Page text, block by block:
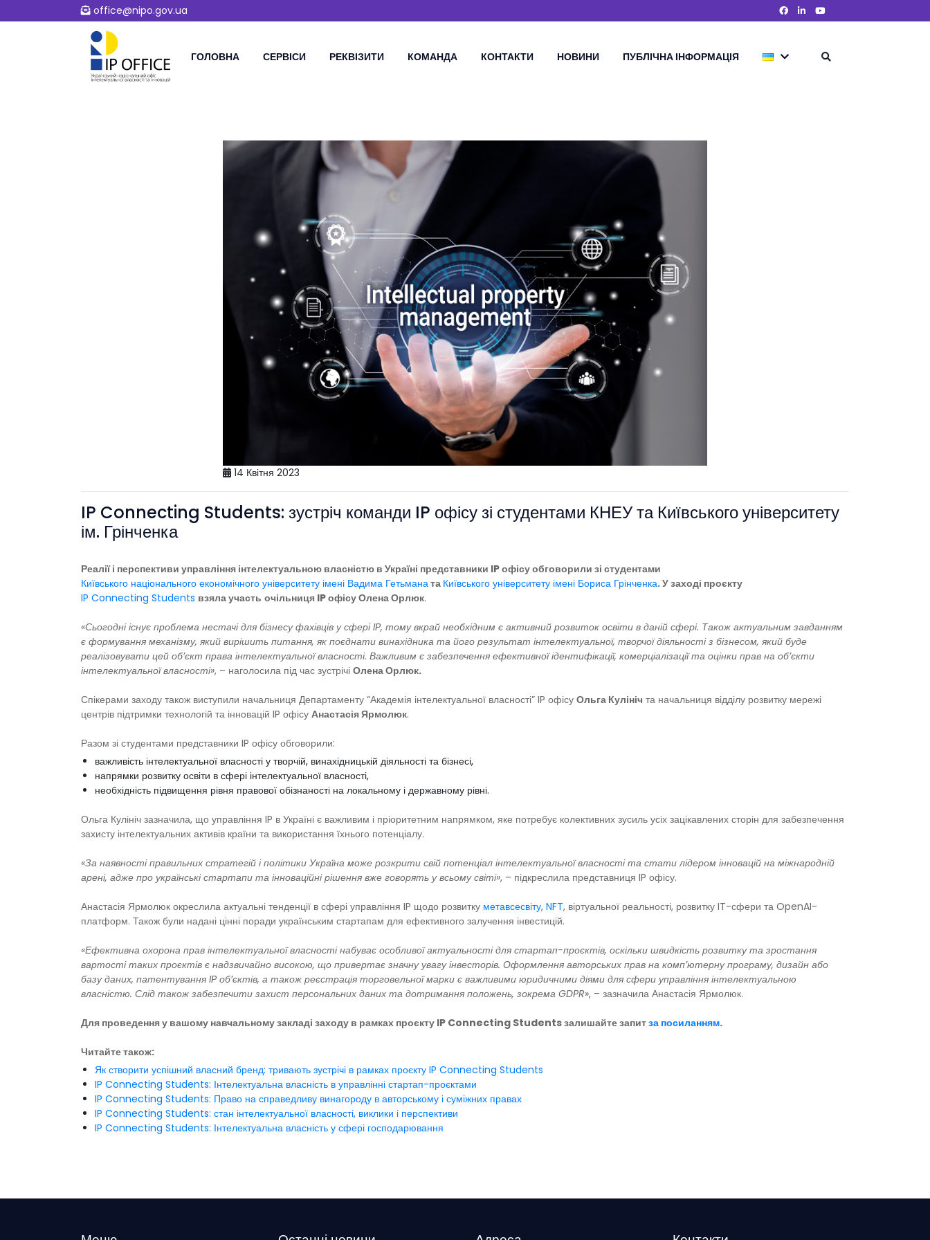
office@nipo.gov.ua
ГОЛОВНА СЕРВІСИ РЕКВІЗИТИ КОМАНДА КОНТАКТИ НОВИНИ ПУБЛІЧНА ІНФОРМАЦІЯ
14 Квітня 2023
IP Connecting Students: зустріч команди IP офісу зі студентами КНЕУ та Київського університету
ім. Грінченка
Реалії і перспективи управління інтелектуальною власністю в Україні представники IP офісуобговорили зі студентами
Київського національного економічного університету імені Вадима Гетьманата Київського університету імені Бориса Грінченка. У заході проєкту
IP Connecting Students взяла участь очільниця IP офісу Олена Орлюк.
«Сьогодні існує проблема нестачі для бізнесу фахівців у сфері IP, тому вкрай необхідним є активний розвиток освіти в даній сфері. Також актуальним завданням
є формування механізму, який вирішить питання, як поєднати винахідника та його результат інтелектуальної, творчої діяльності з бізнесом, який буде
реалізовувати цей об’єкт права інтелектуальної власності. Важливим є забезпечення ефективної ідентифікації, комерціалізації та оцінки прав на об’єкти
інтелектуальної власності», – наголосила під час зустрічі Олена Орлюк.
Спікерами заходу також виступили начальниця Департаменту “Академія інтелектуальної власності” IP офісу Ольга Кулініч та начальниця відділу розвитку мережі
центрів підтримки технологій та інновацій IP офісу Анастасія Ярмолюк.
Разом зі студентами представники IP офісу обговорили:
важливість інтелектуальної власності у творчій, винахідницькій діяльності та бізнесі,
напрямки розвитку освіти в сфері інтелектуальної власності,
необхідність підвищення рівня правової обізнаності на локальному і державному рівні.
Ольга Кулініч зазначила, що управління IP в Україні є важливим і пріоритетним напрямком, яке потребує колективних зусиль усіх зацікавлених сторін для забезпечення
захисту інтелектуальних активів країни та використання їхнього потенціалу.
«За наявності правильних стратегій і політики Україна може розкрити свій потенціал інтелектуальної власності та стати лідером інновацій на міжнародній
арені, адже про українські стартапи та інноваційні рішення вже говорять у всьому світі», – підкреслила представниця IP офісу.
Анастасія Ярмолюк окреслила актуальні тенденції в сфері управління IP щодо розвитку метавсесвіту, NFT, віртуальної реальності, розвитку IT-сфери та OpenAI-
платформ. Також були надані цінні поради українським стартапам для ефективного залучення інвестицій.
«Ефективна охорона прав інтелектуальної власності набуває особливої актуальності для стартап-проєктів, оскільки швидкість розвитку та зростання
вартості таких проєктів є надзвичайно високою, що привертає значну увагу інвесторів. Оформлення авторських прав на комп’ютерну програму, дизайн або
базу даних, патентування IP об’єктів, а також реєстрація торговельної марки є важливими юридичними діями для сфери управління інтелектуальною
власністю. Слід також забезпечити захист персональних даних та дотримання положень, зокрема GDPR», – зазначила Анастасія Ярмолюк.
Для проведення у вашому навчальному закладі заходу в рамках проєкту IP Connecting Students залишайте запитза посиланням.
Читайте також:
Як створити успішний власний бренд: тривають зустрічі в рамках проєкту IP Connecting Students
IP Connecting Students: Інтелектуальна власність в управлінні стартап-проєктами
IP Connecting Students: Право на справедливу винагороду в авторському і суміжних правах
IP Connecting Students: стан інтелектуальної власності, виклики і перспективи
IP Connecting Students: Інтелектуальна власність у сфері господарювання